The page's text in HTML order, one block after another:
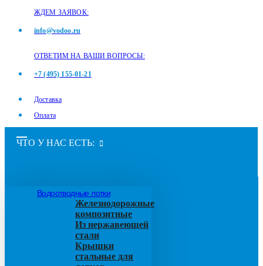
ЖДЕМ ЗАЯВОК:
info@vodoo.ru
ОТВЕТИМ НА ВАШИ ВОПРОСЫ:
+7 (495) 155-01-21
Доставка
Оплата
ЧТО У НАС ЕСТЬ:
Водоотводные лотки
Железнодорожные
композитные
Из нержавеющей
стали
Крышки
стальные для